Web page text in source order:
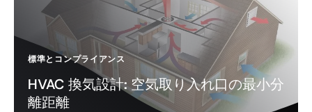
標準とコンプライアンス
HVAC 換気設計: 空気取り入れ口の最小分
離距離